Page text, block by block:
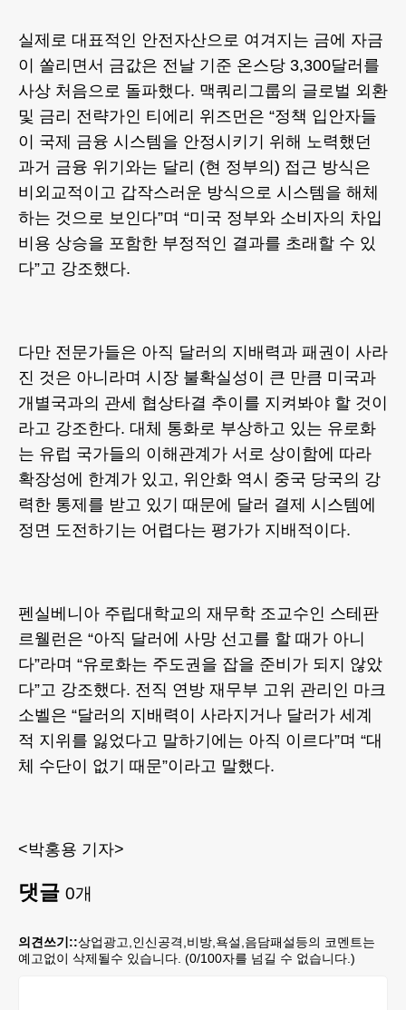
실제로 대표적인 안전자산으로 여겨지는 금에 자금
이 쏠리면서 금값은 전날 기준 온스당 3,300달러를
사상 처음으로 돌파했다. 맥쿼리그룹의 글로벌 외환
및 금리 전략가인 티에리 위즈먼은 “정책 입안자들
이 국제 금융 시스템을 안정시키기 위해 노력했던
과거 금융 위기와는 달리 (현 정부의) 접근 방식은
비외교적이고 갑작스러운 방식으로 시스템을 해체
하는 것으로 보인다”며 “미국 정부와 소비자의 차입
비용 상승을 포함한 부정적인 결과를 초래할 수 있
다”고 강조했다.
다만 전문가들은 아직 달러의 지배력과 패권이 사라
진 것은 아니라며 시장 불확실성이 큰 만큼 미국과
개별국과의 관세 협상타결 추이를 지켜봐야 할 것이
라고 강조한다. 대체 통화로 부상하고 있는 유로화
는 유럽 국가들의 이해관계가 서로 상이함에 따라
확장성에 한계가 있고, 위안화 역시 중국 당국의 강
력한 통제를 받고 있기 때문에 달러 결제 시스템에
정면 도전하기는 어렵다는 평가가 지배적이다.
펜실베니아 주립대학교의 재무학 조교수인 스테판
르웰런은 “아직 달러에 사망 선고를 할 때가 아니
다”라며 “유로화는 주도권을 잡을 준비가 되지 않았
다”고 강조했다. 전직 연방 재무부 고위 관리인 마크
소벨은 “달러의 지배력이 사라지거나 달러가 세계
적 지위를 잃었다고 말하기에는 아직 이르다”며 “대
체 수단이 없기 때문”이라고 말했다.
<박홍용 기자>
댓글 0개
의견쓰기::상업광고,인신공격,비방,욕설,음담패설등의 코멘트는
예고없이 삭제될수 있습니다. (0/100자를 넘길 수 없습니다.)